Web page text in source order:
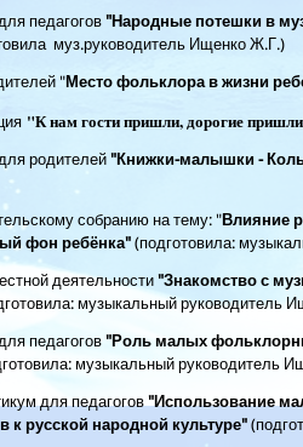
педагогов"Народные потешки в
муз.руководитель Ищенко Ж.Г.)
"Место фольклора в жизни
"К нам гости пришли, дорогие
родителей"Книжки-малышки -
собранию на тему: "Влияние
фон ребёнка"(подготовила:
деятельности"Знакомство с
музыкальный руководитель
педагогов"Роль малых
музыкальный руководитель
для педагогов"Использование
русской народной культуре"